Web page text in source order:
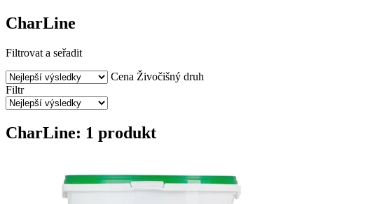
CharLine
Filtrovat a seřadit
Cena Živočišný druh
Filtr
CharLine: 1 produkt